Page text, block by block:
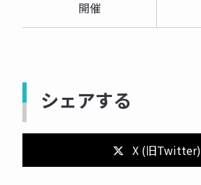
開催
シェアする
X (旧Twitter)